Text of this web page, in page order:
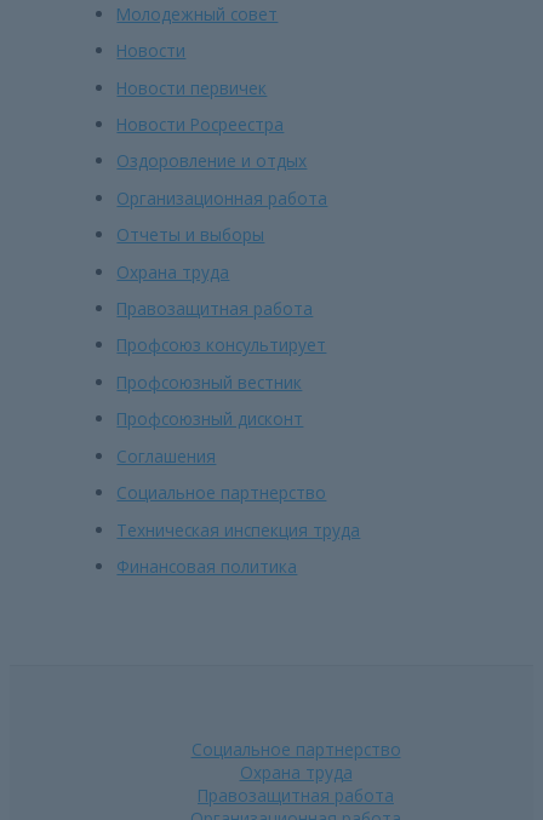
Молодежный совет
Новости
Новости первичек
Новости Росреестра
Оздоровление и отдых
Организационная работа
Отчеты и выборы
Охрана труда
Правозащитная работа
Профсоюз консультирует
Профсоюзный вестник
Профсоюзный дисконт
Соглашения
Социальное партнерство
Техническая инспекция труда
Финансовая политика
Социальное партнерство
Охрана труда
Правозащитная работа